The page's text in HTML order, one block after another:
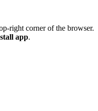
right corner of the browser.
app.